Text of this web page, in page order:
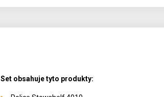
Set obsahuje tyto produkty: